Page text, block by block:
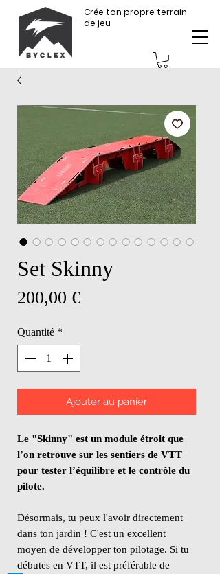
Crée ton propre terrain
de jeu
Set Skinny
200,00 €Prix
Quantité *
Ajouter au panier
Le "Skinny" est un module étroit que
l’on retrouve sur les sentiers de VTT
pour tester l’équilibre et le contrôle du
pilote.
Désormais, tu peux l'avoir directement
dans ton jardin ! C'est un excellent
moyen de développer ton pilotage. Si tu
débutes en VTT, il est préférable de